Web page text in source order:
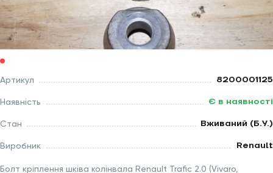
Болт кріплення шківа колінвала Renault Trafic 2.0 (Vivaro,
Артикул 8200001125
Наявність Є в наявності
Стан Вживаний (Б.У.)
Виробник Renault